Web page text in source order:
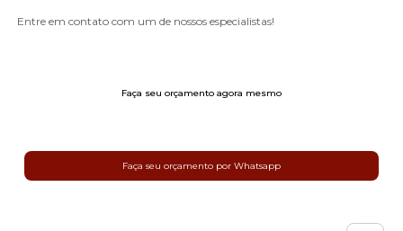
Entre em contato com um de nossos especialistas!
Faça seu orçamento agora mesmo
Faça seu orçamento por Whatsapp